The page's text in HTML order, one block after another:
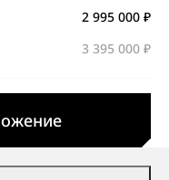
2 995 000 ₽
3 395 000 ₽